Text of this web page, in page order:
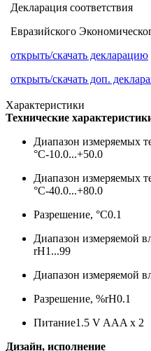
Декларация соответствия
Евразийского
открыть/скачать декларацию
открыть/скачать доп.
Характеристики
Технические
Диапазон измеряемых
°С-10.0...+50.0
Диапазон измеряемых
°С-40.0...+80.0
Разрешение, °С0.1
Диапазон измеряемой
rH1...99
Диапазон измеряемой
Разрешение, %rH0.1
Питание1.5 V AAA x 2
Дизайн, исполнение